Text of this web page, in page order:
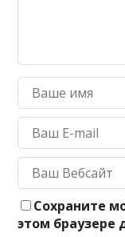
Сохраните
этом